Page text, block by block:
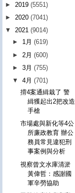
► 2019 (5551)
► 2020 (7041)
▼ 2021 (9014)
► 1月(619)
► 2月(600)
►3月(755)
▼4月(701)
揹4案通緝栽了 警
緝獲起出2把改造
手槍
市場處與新化等4公
所廉政教育 辦公
務員常見違犯刑
事案例與分析
視察曾文水庫清淤
黃偉哲：感謝國
軍辛勞協助